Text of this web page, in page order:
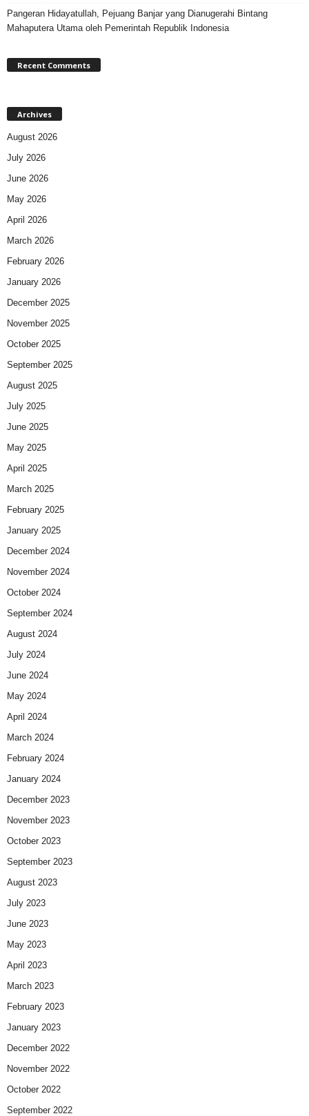
Pangeran Hidayatullah, Pejuang Banjar yang Dianugerahi Bintang
Mahaputera Utama oleh Pemerintah Republik Indonesia
Recent Comments
Archives
August 2026
July 2026
June 2026
May 2026
April 2026
March 2026
February 2026
January 2026
December 2025
November 2025
October 2025
September 2025
August 2025
July 2025
June 2025
May 2025
April 2025
March 2025
February 2025
January 2025
December 2024
November 2024
October 2024
September 2024
August 2024
July 2024
June 2024
May 2024
April 2024
March 2024
February 2024
January 2024
December 2023
November 2023
October 2023
September 2023
August 2023
July 2023
June 2023
May 2023
April 2023
March 2023
February 2023
January 2023
December 2022
November 2022
October 2022
September 2022